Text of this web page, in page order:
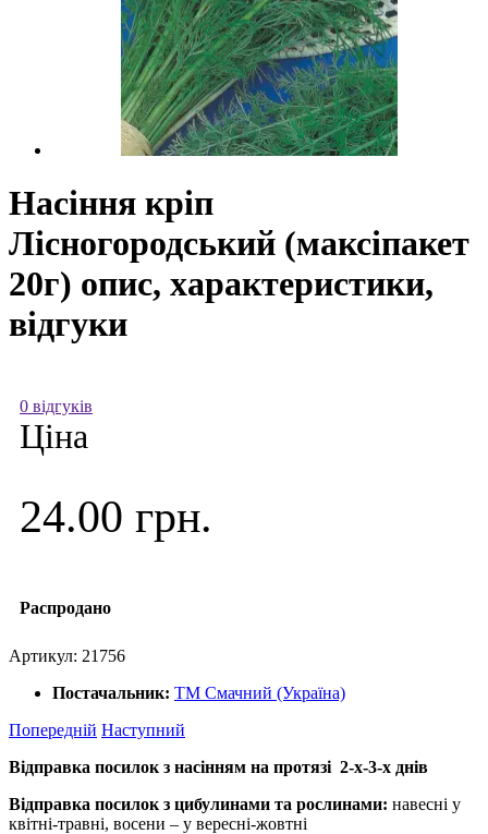
Насіння кріп
Лісногородський (максіпакет
20г) опис, характеристики,
відгуки
0 відгуків
Ціна
24.00 грн.
Распродано
Артикул: 21756
Постачальник: ТМ Смачний (Україна)
Попередній Наступний
Відправка посилок з насінням на протязі 2-х-3-х днів
Відправка посилок з цибулинами та рослинами: навесні у
квітні-травні, восени – у вересні-жовтні